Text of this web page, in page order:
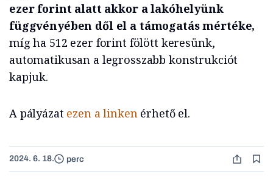
ezer forint alatt akkor a lakóhelyünk
függvényében dől el a támogatás mértéke,
míg ha 512 ezer forint fölött keresünk,
automatikusan a legrosszabb konstrukciót
kapjuk.
A pályázat ezen a linkenérhető el.
2024. 6. 18. perc